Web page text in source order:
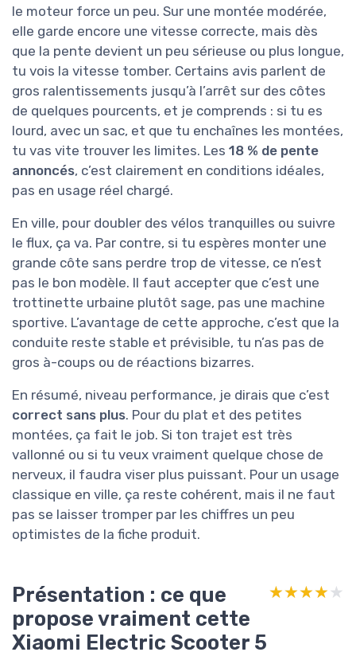
le moteur force un peu. Sur une montée modérée,
elle garde encore une vitesse correcte, mais dès
que la pente devient un peu sérieuse ou plus longue,
tu vois la vitesse tomber. Certains avis parlent de
gros ralentissements jusqu’à l’arrêt sur des côtes
de quelques pourcents, et je comprends : si tu es
lourd, avec un sac, et que tu enchaînes les montées,
tu vas vite trouver les limites. Les 18 % de pente
annoncés, c’est clairement en conditions idéales,
pas en usage réel chargé.
En ville, pour doubler des vélos tranquilles ou suivre
le flux, ça va. Par contre, si tu espères monter une
grande côte sans perdre trop de vitesse, ce n’est
pas le bon modèle. Il faut accepter que c’est une
trottinette urbaine plutôt sage, pas une machine
sportive. L’avantage de cette approche, c’est que la
conduite reste stable et prévisible, tu n’as pas de
gros à-coups ou de réactions bizarres.
En résumé, niveau performance, je dirais que c’est
correct sans plus. Pour du plat et des petites
montées, ça fait le job. Si ton trajet est très
vallonné ou si tu veux vraiment quelque chose de
nerveux, il faudra viser plus puissant. Pour un usage
classique en ville, ça reste cohérent, mais il ne faut
pas se laisser tromper par les chiffres un peu
optimistes de la fiche produit.
Présentation : ce que
propose vraiment cette
Xiaomi Electric Scooter 5
★★★★★
★★★★★